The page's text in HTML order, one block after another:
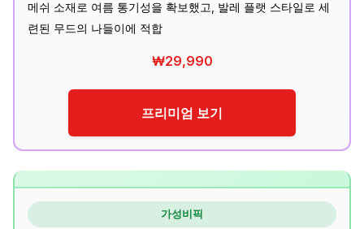
메쉬 소재로 여름 통기성을 확보했고, 발레 플랫 스타일로 세
련된 무드의 나들이에 적합
₩29,990
프리미엄 보기
가성비픽